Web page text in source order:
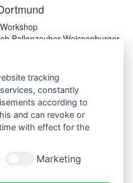
Ballonzauber Weissenburger
AGB
tracking
constantly
according to
and can revoke or
with effect for the
Marketing